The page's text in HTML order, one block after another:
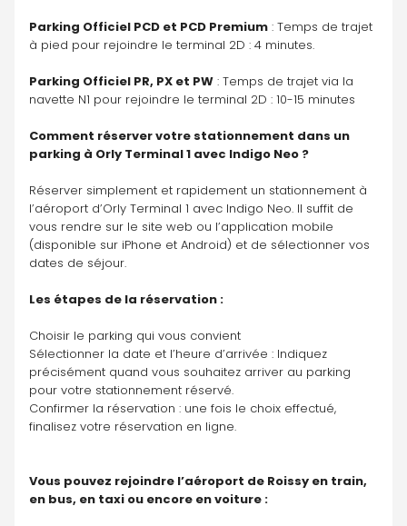
Parking Officiel PCD et PCD Premium : Temps de trajet
à pied pour rejoindre le terminal 2D : 4 minutes.
Parking Officiel PR, PX et PW : Temps de trajet via la
navette N1 pour rejoindre le terminal 2D : 10-15 minutes
Comment réserver votre stationnement dans un
parking à Orly Terminal 1 avec Indigo Neo ?
Réserver simplement et rapidement un stationnement à
l’aéroport d’Orly Terminal 1 avec Indigo Neo. Il suffit de
vous rendre sur le site web ou l’application mobile
(disponible sur iPhone et Android) et de sélectionner vos
dates de séjour.
Les étapes de la réservation :
Choisir le parking qui vous convient
Sélectionner la date et l’heure d’arrivée : Indiquez
précisément quand vous souhaitez arriver au parking
pour votre stationnement réservé.
Confirmer la réservation : une fois le choix effectué,
finalisez votre réservation en ligne.
Vous pouvez rejoindre l’aéroport de Roissy en train,
en bus, en taxi ou encore en voiture :